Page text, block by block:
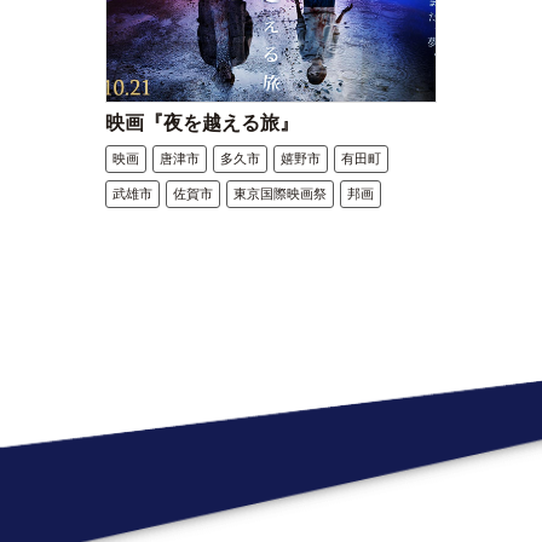
映画『夜を越える旅』
映画 唐津市 多久市 嬉野市 有田町
武雄市 佐賀市 東京国際映画祭 邦画